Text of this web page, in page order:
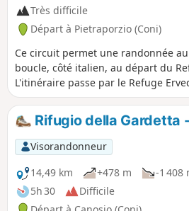
Très difficile
Départ à Pietraporzio (Coni)
Ce circuit permet une randonnée
boucle, côté italien, au départ du
L'itinéraire passe par le Refuge
Mongioie. Les derniers 500 mètres,
et le sommet, sont dans le parc du
Rifugio della Gardetta
Visorandonneur
14,49 km
+478 m
-1 408
5h 30
Difficile